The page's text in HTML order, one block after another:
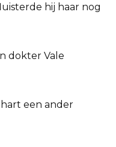
hij haar nog
dokter Vale
een ander